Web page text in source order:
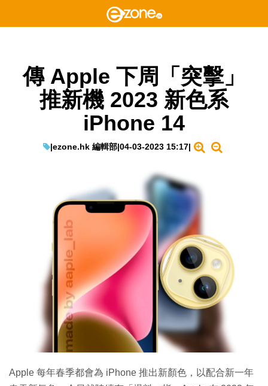
傳 Apple 下周「突擊」
推新機 2023 新色系
iPhone 14
|ezone.hk 編輯部|04-03-2023 15:17|
Apple 每年春季都會為 iPhone 推出新顏色，以配合新一年